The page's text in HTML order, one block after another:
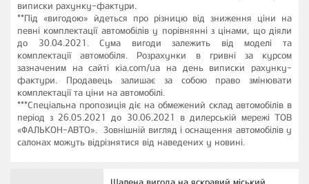
виписки рахунку-фактури.
**Під «вигодою» йдеться про різницю від зниження ціни на
певні комплектації автомобілів у порівнянні з цінами, що діяли
до 30.04.2021. Сума вигоди залежить від моделі та
комплектації автомобіля. Розрахунки в гривні за курсом
зазначеним на сайті кіа.соm/ua на день виписки рахунку-
фактури. Продавець залишає за собою право змінювати
комплектації та ціни на автомобілі.
***Спеціальна пропозиція діє на обмежений склад автомобілів в
період з 26.05.2021 до 30.06.2021 в дилерській мережі ТОВ
«ФАЛЬКОН-АВТО»
Зовнішній вигляд і оснащення автомобілів у
салонах можуть відрізнятися від наведених у новині.